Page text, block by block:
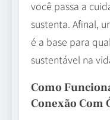
você passa a
sustenta. Afinal,
é a base para
sustentável na
Como
Conexão Com